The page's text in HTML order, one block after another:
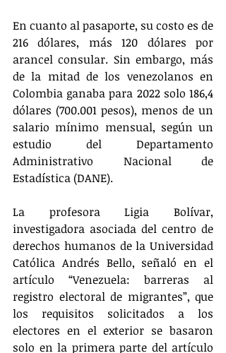
En cuanto al pasaporte, su costo es de
216 dólares, más 120 dólares por
arancel consular. Sin embargo, más
de la mitad de los venezolanos en
Colombia ganaba para 2022 solo 186,4
dólares (700.001 pesos), menos de un
salario mínimo mensual, según un
estudio del Departamento
Administrativo Nacional de
Estadística (DANE).
La profesora Ligia Bolívar,
investigadora asociada del centro de
derechos humanos de la Universidad
Católica Andrés Bello, señaló en el
artículo “Venezuela: barreras al
registro electoral de migrantes”, que
los requisitos solicitados a los
electores en el exterior se basaron
solo en la primera parte del artículo